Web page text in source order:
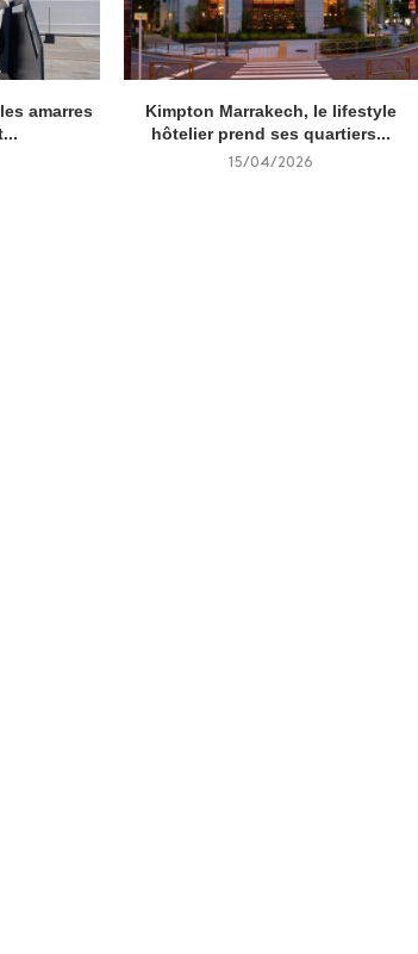
amarres
Kimpton Marrakech, le lifestyle
hôtelier prend ses quartiers...
15/04/2026